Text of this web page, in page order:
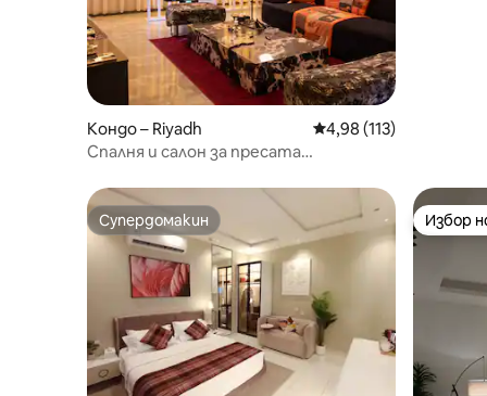
Кондо – Riyadh Средна оценка: 4,98
4,98 (113)
Спалня и салон за пресата
лукс
Супердомакин
Супердомакин Избор
Избор